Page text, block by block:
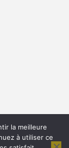
la meilleure
à utiliser ce